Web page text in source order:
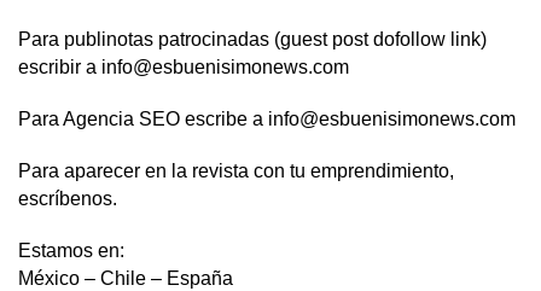
Para publinotas patrocinadas (guest post dofollow link)
escribir a info@esbuenisimonews.com
Para Agencia SEO escribe a info@esbuenisimonews.com
Para aparecer en la revista con tu emprendimiento,
escríbenos.
Estamos en:
México – Chile – España